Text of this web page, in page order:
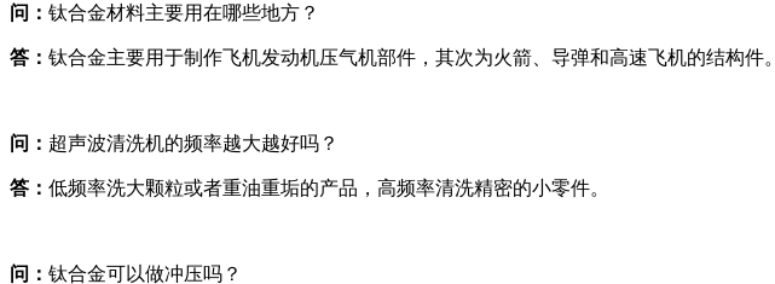
问： 钛合金材料主要用在哪些地方？
答： 钛合金主要用于制作飞机发动机压气机部件，其次为火箭、导弹和高速飞机的结构件。
问： 超声波清洗机的频率越大越好吗？
答： 低频率洗大颗粒或者重油重垢的产品，高频率清洗精密的小零件。
问： 钛合金可以做冲压吗？